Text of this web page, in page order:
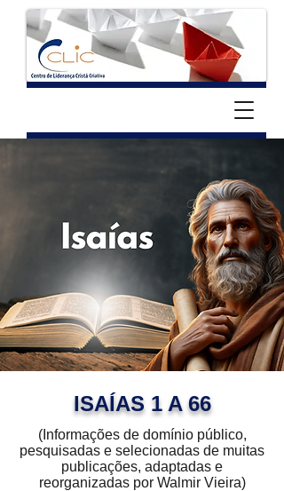
ISAÍAS 1 A 66
(Informações de domínio público,
pesquisadas e selecionadas de muitas
publicações, adaptadas e
reorganizadas por Walmir Vieira)